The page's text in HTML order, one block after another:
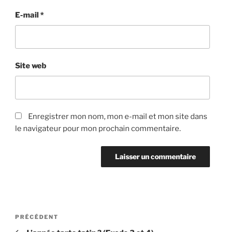
E-mail *
Site web
Enregistrer mon nom, mon e-mail et mon site dans
le navigateur pour mon prochain commentaire.
Navigation
Article
précédent
PRÉCÉDENT